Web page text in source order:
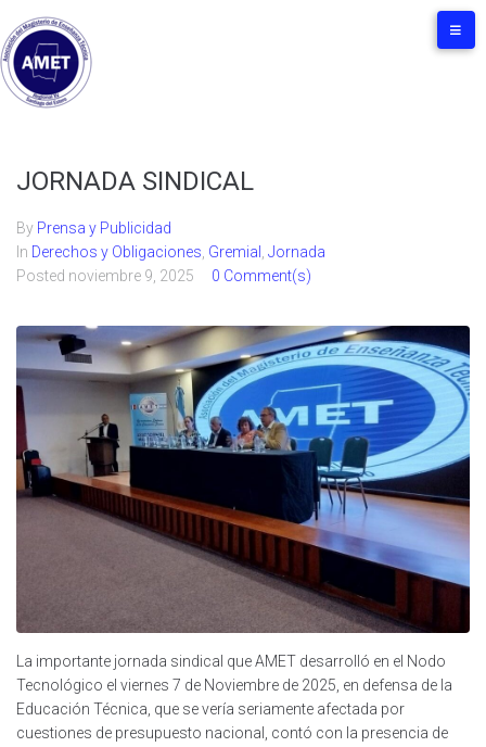
JORNADA SINDICAL
By Prensa y Publicidad
In Derechos y Obligaciones Gremial
Jornada
Posted noviembre 9, 2025 0 Comment(s)
La importante jornada sindical que AMET desarrolló en el Nodo
Tecnológico el viernes 7 de Noviembre de 2025, en defensa de la
Educación Técnica, que se vería seriamente afectada por
cuestiones de presupuesto nacional, contó con la presencia de